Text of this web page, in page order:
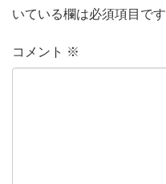
いている欄は必須項目です
コメント ※